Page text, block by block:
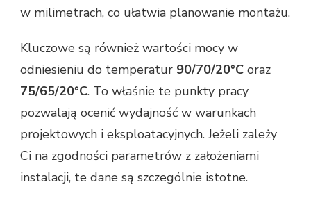
w milimetrach, co ułatwia planowanie montażu.
Kluczowe są również wartości mocy w
odniesieniu do temperatur 90/70/20°C oraz
75/65/20°C. To właśnie te punkty pracy
pozwalają ocenić wydajność w warunkach
projektowych i eksploatacyjnych. Jeżeli zależy
Ci na zgodności parametrów z założeniami
instalacji, te dane są szczególnie istotne.